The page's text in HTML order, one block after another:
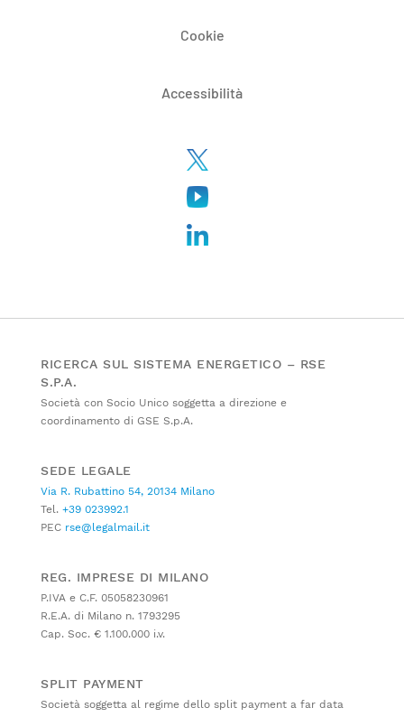
Cookie
Accessibilità
RICERCA SUL SISTEMA ENERGETICO – RSE
S.P.A.
Società con Socio Unico soggetta a direzione e
coordinamento di GSE S.p.A.
SEDE LEGALE
Via R. Rubattino 54, 20134 Milano
Tel. +39 023992.1
PEC rse@legalmail.it
REG. IMPRESE DI MILANO
P.IVA e C.F. 05058230961
R.E.A. di Milano n. 1793295
Cap. Soc. € 1.100.000 i.v.
SPLIT PAYMENT
Società soggetta al regime dello split payment a far data